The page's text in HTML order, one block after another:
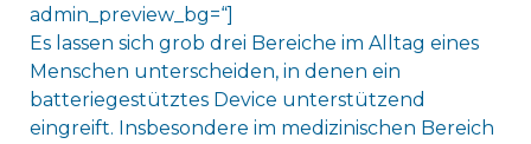
admin_preview_bg=“]
Es lassen sich grob drei Bereiche im Alltag eines
Menschen unterscheiden, in denen ein
batteriegestütztes Device unterstützend
eingreift. Insbesondere im medizinischen Bereich